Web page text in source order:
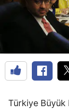
Türkiye Büyük